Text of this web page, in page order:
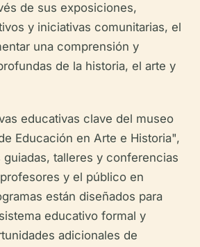
de sus exposiciones,
y iniciativas comunitarias, el
una comprensión y
de la historia, el arte y
educativas clave del museo
Educación en Arte e Historia",
talleres y conferencias
y el público en
están diseñados para
educativo formal y
adicionales de